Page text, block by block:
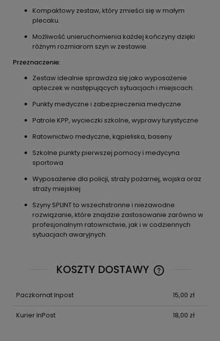
Kompaktowy zestaw, który zmieści się w małym
plecaku.
Możliwość unieruchomienia każdej kończyny dzięki
różnym rozmiarom szyn w zestawie.
Przeznaczenie:
Zestaw idealnie sprawdza się jako wyposażenie
apteczek w następujących sytuacjach i miejscach:
Punkty medyczne i zabezpieczenia medyczne
Patrole KPP, wycieczki szkolne, wyprawy turystyczne
Ratownictwo medyczne, kąpieliska, baseny
Szkolne punkty pierwszej pomocy i medycyna
sportowa
Wyposażenie dla policji, straży pożarnej, wojska oraz
straży miejskiej
Szyny SPLINT to wszechstronne i niezawodne
rozwiązanie, które znajdzie zastosowanie zarówno w
profesjonalnym ratownictwie, jak i w codziennych
sytuacjach awaryjnych.
KOSZTY DOSTAWY
CENA NIE
Paczkomat Inpost
15,00 zł
Kurier InPost 18,00 zł